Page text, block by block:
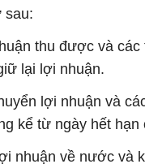
sau:
thu được và
lại lợi nhuận.
lợi nhuận và
kể từ ngày hết hạn
nhuận về nước